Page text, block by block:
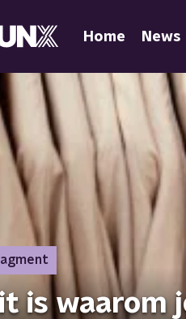
Home News
is waarom